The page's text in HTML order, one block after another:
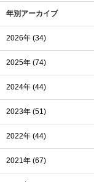
年別アーカイブ
2026年 (34)
2025年 (74)
2024年 (44)
2023年 (51)
2022年 (44)
2021年 (67)